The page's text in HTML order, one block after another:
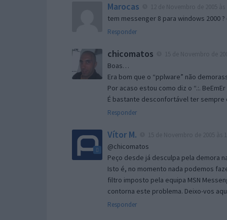
Marocas
tem messenger 8 para windows 2000
Responder
chicomatos
Boas…
Era bom que o “pplware” não
Por acaso estou como diz o “.:.
É bastante desconfortável ter sempre
Responder
Vítor M.
@chicomatos
Peço desde já desculpa pela demora
Isto é, no momento nada podemos
filtro imposto pela equipa MSN
contorna este problema. Deixo-vos
Responder